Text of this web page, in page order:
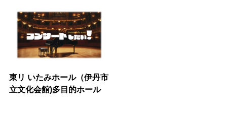
東リ いたみホール（伊丹市
立文化会館)多目的ホール